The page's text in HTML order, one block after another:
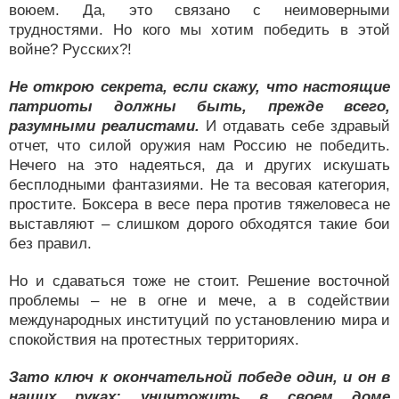
воюем. Да, это связано с неимоверными
трудностями. Но кого мы хотим победить в этой
войне? Русских?!
Не открою секрета, если скажу, что настоящие
патриоты должны быть, прежде всего,
разумными реалистами. И отдавать себе здравый
отчет, что силой оружия нам Россию не победить.
Нечего на это надеяться, да и других искушать
бесплодными фантазиями. Не та весовая категория,
простите. Боксера в весе пера против тяжеловеса не
выставляют – слишком дорого обходятся такие бои
без правил.
Но и сдаваться тоже не стоит. Решение восточной
проблемы – не в огне и мече, а в содействии
международных институций по установлению мира и
спокойствия на протестных территориях.
Зато ключ к окончательной победе один, и он в